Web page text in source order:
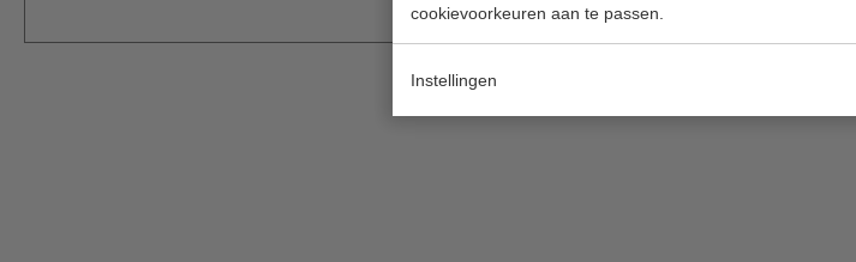
cookievoorkeuren aan te passen.
Instellingen